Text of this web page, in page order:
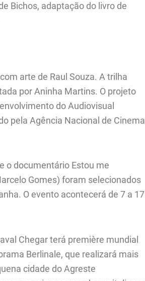
Bichos, adaptação do livro de
arte de Raul Souza. A trilha
por Aninha Martins. O projeto
do Audiovisual
pela Agência Nacional de Cinema
o documentário Estou me
Gomes) foram selecionados
O evento acontecerá de 7 a 17
Chegar terá première mundial
Berlinale, que realizará mais
cidade do Agreste